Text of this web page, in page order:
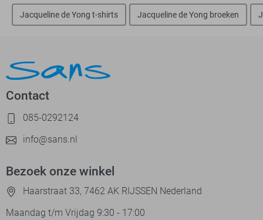
Jacqueline de Yong t-shirts Jacqueline de Yong broeken
Contact
085-0292124
info@sans.nl
Bezoek onze winkel
Haarstraat 33, 7462 AK RIJSSEN Nederland
Maandag t/m Vrijdag 9:30 - 17:00